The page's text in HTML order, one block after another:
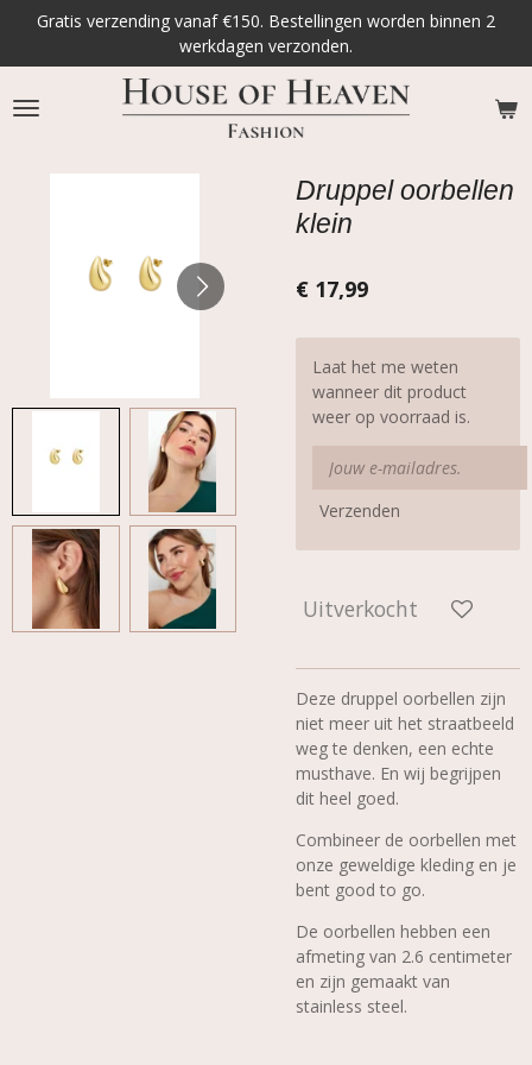
naar
de
hoofdinhoud
Gratis verzending vanaf €150. Bestellingen worden binnen 2
werkdagen verzonden.
Druppel oorbellen
klein
€ 17,99
Laat het me weten
wanneer dit product
weer op voorraad is.
Verzenden
Uitverkocht
Deze druppel oorbellen zijn
niet meer uit het straatbeeld
weg te denken, een echte
musthave. En wij begrijpen
dit heel goed.
Combineer de oorbellen met
onze geweldige kleding en je
bent good to go.
De oorbellen hebben een
afmeting van 2.6 centimeter
en zijn gemaakt van
stainless steel.